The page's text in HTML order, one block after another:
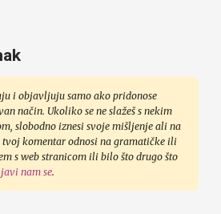
i objavljuju samo ako pridonose
način. Ukoliko se ne slažeš s nekim
slobodno iznesi svoje mišljenje ali na
tvoj komentar odnosi na gramatičke ili
s web stranicom ili bilo što drugo što
javi nam se.